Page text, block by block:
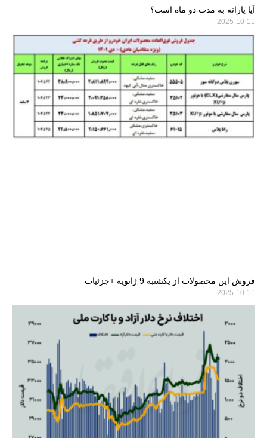
آیا یارانه به مدت دو ماه است؟
2025-10-11
فروش این محصولات از یکشنبه 9 ژانویه +جزئیات
2025-10-11